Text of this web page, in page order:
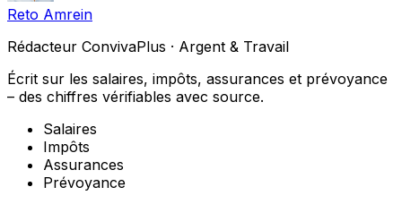
Reto Amrein
Rédacteur ConvivaPlus · Argent & Travail
Écrit sur les salaires, impôts, assurances et prévoyance
– des chiffres vérifiables avec source.
Salaires
Impôts
Assurances
Prévoyance